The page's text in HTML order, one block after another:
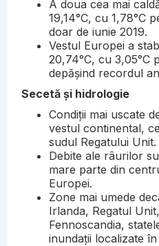
A doua cea mai
19,14°C, cu 1,78°C
doar de iunie 2019.
Vestul Europei a
20,74°C, cu 3,05°C
depășind recordul
Secetă și hidrologie
Condiții mai uscate
vestul continental,
sudul Regatului Unit.
Debite ale râurilor
mare parte din
Europei.
Zone mai umede
Irlanda, Regatul
Fennoscandia,
inundații localizate